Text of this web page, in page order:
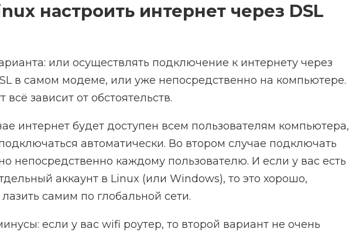
настроить интернет через DSL
или осуществлять подключение к интернету через
в самом модеме, или уже непосредственно на компьютере.
всё зависит от обстоятельств.
интернет будет доступен всем пользователям компьютера,
автоматически. Во втором случае подключать
непосредственно каждому пользователю. И если у вас есть
аккаунт в Linux (или Windows), то это хорошо,
самим по глобальной сети.
если у вас wifi роутер, то второй вариант не очень